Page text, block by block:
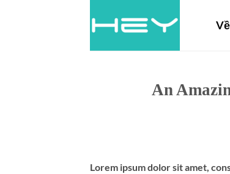
An
Lorem ipsum dolor sit amet,